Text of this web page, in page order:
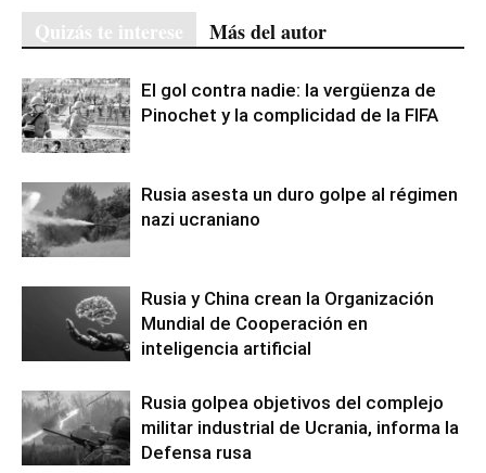
Quizás te interese Más del autor
El gol contra nadie: la vergüenza de
Pinochet y la complicidad de la FIFA
Rusia asesta un duro golpe al régimen
nazi ucraniano
Rusia y China crean la Organización
Mundial de Cooperación en
inteligencia artificial
Rusia golpea objetivos del complejo
militar industrial de Ucrania, informa la
Defensa rusa